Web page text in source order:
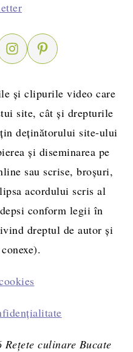
și clipurile video care
site, cât și drepturile
deținătorului site-ului
și diseminarea pe
sau scrise, broșuri,
acordului scris al
conform legii în
dreptul de autor și
culinare Bucate